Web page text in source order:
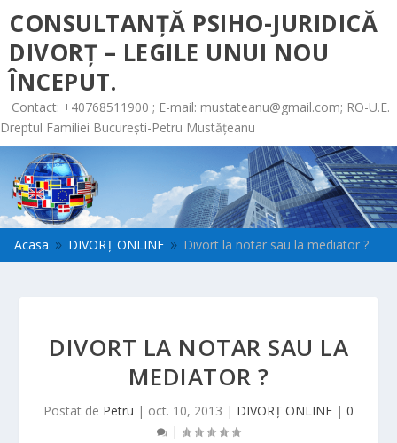
CONSULTANȚĂ PSIHO-JURIDICĂ
DIVORȚ – LEGILE UNUI NOU
ÎNCEPUT.
Contact: +40768511900 ; E-mail: mustateanu@gmail.com; RO-U.E.
Dreptul Familiei București-Petru Mustățeanu
Acasa 9 DIVORȚ ONLINE 9 Divort la notar sau la mediator ?
DIVORT LA NOTAR SAU LA
MEDIATOR ?
Postat de Petru | oct. 10, 2013 | DIVORȚ ONLINE | 0
|